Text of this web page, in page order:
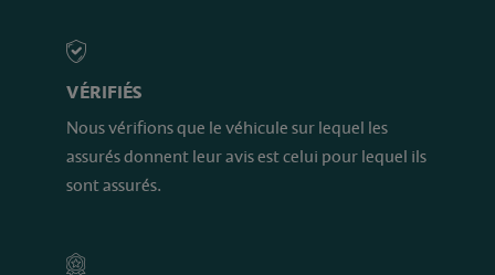
VÉRIFIÉS
Nous vérifions que le véhicule sur lequel les
assurés donnent leur avis est celui pour lequel ils
sont assurés.